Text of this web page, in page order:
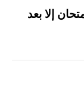
إلا بعد